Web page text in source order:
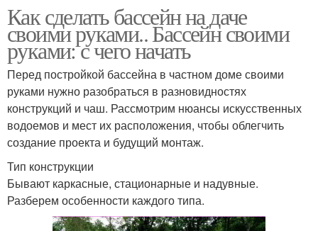
Как сделать бассейн на даче
своими руками.. Бассейн своими
руками: с чего начать
Перед постройкой бассейна в частном доме своими
руками нужно разобраться в разновидностях
конструкций и чаш. Рассмотрим нюансы искусственных
водоемов и мест их расположения, чтобы облегчить
создание проекта и будущий монтаж.
Тип конструкции
Бывают каркасные, стационарные и надувные.
Разберем особенности каждого типа.